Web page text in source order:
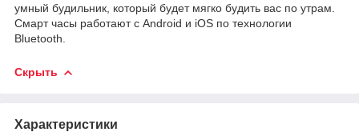
умный будильник, который будет мягко будить вас по утрам.
Смарт часы работают с Android и iOS по технологии
Bluetooth.
Скрыть
Характеристики